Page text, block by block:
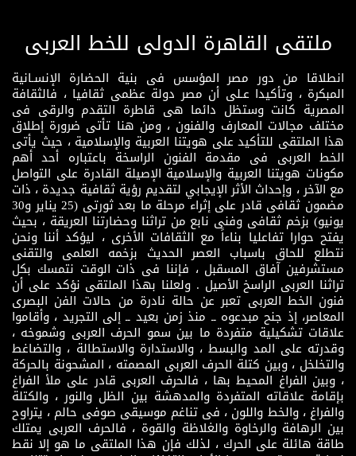
ملتقى القاهرة الدولى للخط العربى
انطلاقا من دور مصر المؤسس فى بنية الحضارة الإنسـانية
المبكرة ، وتأكيدا عـلى أن مصر دولة عظمى ثقافيا ، فالثقافة
المصرية كانت وستظل دائما هى قاطرة التقدم والرقى فى
مختلف مجالات المعارف والفنون ، ومن هنا تأتى ضرورة إطلاق
هذا الملتقى للتأكيد على هويتنا العربية والإسلامية ، حيث يأتى
الخط العربى فى مقدمة الفنون الراسخة باعتباره أحد أهم
مكونات هويتنا العربية والإسلامية الإصيلة القادرة على التواصل
مع الآخر ، وإحداث الأثر الإيجابي لتقديم رؤية ثقافية جديدة ، ذات
مضمون ثقافى قادر على إثراء مرحلة ما بعد ثورتى (25 يناير و30
يونيو) بزخم ثقافى وفنى نابع من تراثنا وحضارتنا العريقة ، بحيث
يفتح حوارا تفاعليا بناءاً مع الثقافات الأخرى ، ليؤكد أننا ونحن
نتطلع للحاق باسباب العصر الحديث بزخمه العلمى والتقنى
مستشرفين آفاق المسقبل ، فإننا فى ذات الوقت نتمسك بكل
تراثنا العربى الراسخ الأصيل . ولعلنا بهذا الملتقى نؤكد على أن
فنون الخط العربى تعبر عن حالة نادرة من حالات الفن البصرى
المعاصر، إذ جنح مبدعوه ــ منذ زمن بعيد ــ إلى التجريد ، وأقاموا
علاقات تشكيلية متفردة ما بين سمو الحرف العربى وشموخه ،
وقدرته على المد والبسط ، والاستدارة والاستطالة ، والتضاغط
والتخلخل ، وبين كتلة الحرف العربى المصمته ، المشحونة بالحركة
، وبين الفراغ المحيط بها ، فالحرف العربى قادر على ملأ الفراغ
بإقامة علاقاته المتفردة والمدهشة بين الظل والنور ، والكتلة
والفراغ ، والخط واللون ، فى تناغم موسيقى صوفى حالم ، يتراوح
بين الرهافة والرخاوة والغلاظة والقوة ، فالحرف العربى يمتلك
طاقة هائلة على الحرك ، لذلك فإن هذا الملتقى ما هو إلا نقط